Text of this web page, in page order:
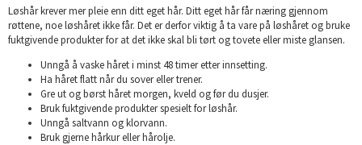
Løshår krever mer pleie enn ditt eget hår. Ditt eget hår får næring gjennom
røttene, noe løshåret ikke får. Det er derfor viktig å ta vare på løshåret og bruke
fuktgivende produkter for at det ikke skal bli tørt og tovete eller miste glansen.
Unngå å vaske håret i minst 48 timer etter innsetting.
Ha håret flatt når du sover eller trener.
Gre ut og børst håret morgen, kveld og før du dusjer.
Bruk fuktgivende produkter spesielt for løshår.
Unngå saltvann og klorvann.
Bruk gjerne hårkur eller hårolje.